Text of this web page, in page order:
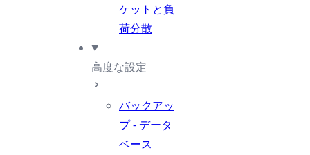
ケットと負
荷分散
高度な設定
バックアッ
プ - データ
ベース